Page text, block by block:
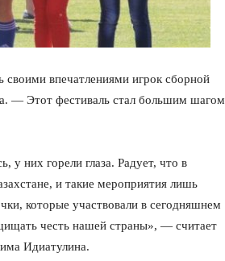
впечатлениями игрок сборной
— Этот фестиваль стал большим шагом
у них горели глаза. Радует, что в
и такие мероприятия лишь
которые участвовали в сегодняшнем
честь нашей страны», — считает
Идиатулина.